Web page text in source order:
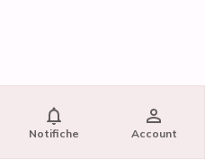
Notifiche Account